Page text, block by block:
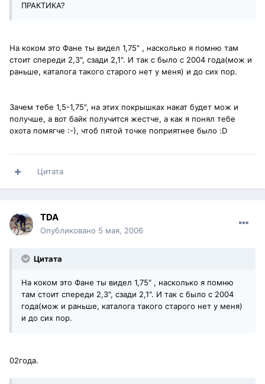
ПРАКТИКА?
На коком это Фане ты видел 1,75" , насколько я помню там
стоит спереди 2,3", сзади 2,1". И так с было с 2004 года(мож и
раньше, каталога такого старого нет у меня) и до сих пор.
Зачем тебе 1,5-1,75", на этих покрышках накат будет мож и
получше, а вот байк получится жестче, а как я понял тебе
охота помягче :-), чтоб пятой точке поприятнее было :D
Цитата
TDA
Опубликовано 5 мая, 2006
Цитата
На коком это Фане ты видел 1,75" , насколько я помню
там стоит спереди 2,3", сзади 2,1". И так с было с 2004
года(мож и раньше, каталога такого старого нет у меня)
и до сих пор.
02года.